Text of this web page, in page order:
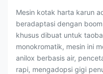
Mesin kotak harta karun
beradaptasi dengan
khusus dibuat untuk
monokromatik, mesin ini
anilox berbasis air,
rapi, mengadopsi gigi